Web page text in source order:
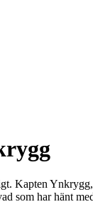
Kapten
som har hänt